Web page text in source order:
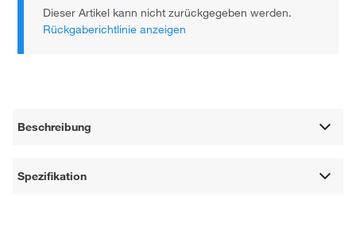
Dieser Artikel kann nicht zurückgegeben werden.
Rückgaberichtlinie anzeigen
Beschreibung
Spezifikation